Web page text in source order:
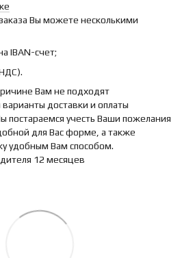
Вы можете несколькими
IBAN-счет;
Вам не подходят
доставки и оплаты
постараемся учесть Ваши пожелания
для Вас форме, а также
удобным Вам способом.
12 месяцев